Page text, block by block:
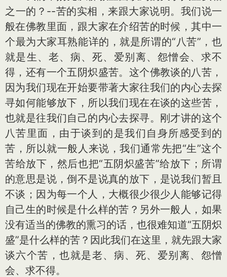
之一的？--苦的实相，来跟大家说明。我们说一
般在佛教里面，跟大家在介绍苦的时候，其中一
个最为大家耳熟能详的，就是所谓的“八苦”，也
就是生、老、病、死、爱别离、怨憎会、求不
得，还有一个五阴炽盛苦。这个佛教谈的八苦，
因为我们现在开始要带著大家往我们的内心去探
寻如何能够放下，所以我们现在在谈的这些苦，
也就是往我们自己的内心去探寻。刚才讲的这个
八苦里面，由于谈到的是我们自身所感受到的
苦，所以就一般人来说，我们通常先把“生”这个
苦给放下，然后也把“五阴炽盛苦”给放下；所谓
的意思是说，倒不是说真的放下，是说我们暂且
不谈；因为每一个人，大概很少很少人能够记得
自己生的时候是什么样的苦？另外一般人，如果
没有适当的佛教的熏习的话，也很难知道“五阴炽
盛”是什么样的苦？因此我们在这里，就先跟大家
谈六个苦，也就是老、病、死、爱别离、怨憎
会、求不得。